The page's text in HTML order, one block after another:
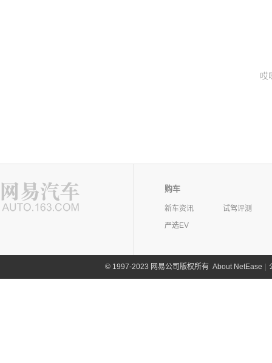
哎
购车
新车资讯
试驾评测
严选EV
©1997-2023 网易公司版权所有 About NetEase